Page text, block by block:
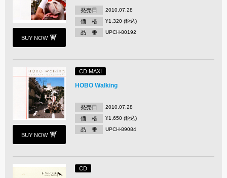
BUY NOW
発売日 2010.07.28
価 格 ¥1,320 (税込)
品 番 UPCH-80192
BUY NOW
CD MAXI
HOBO Walking
発売日 2010.07.28
価 格 ¥1,650 (税込)
品 番 UPCH-89084
CD